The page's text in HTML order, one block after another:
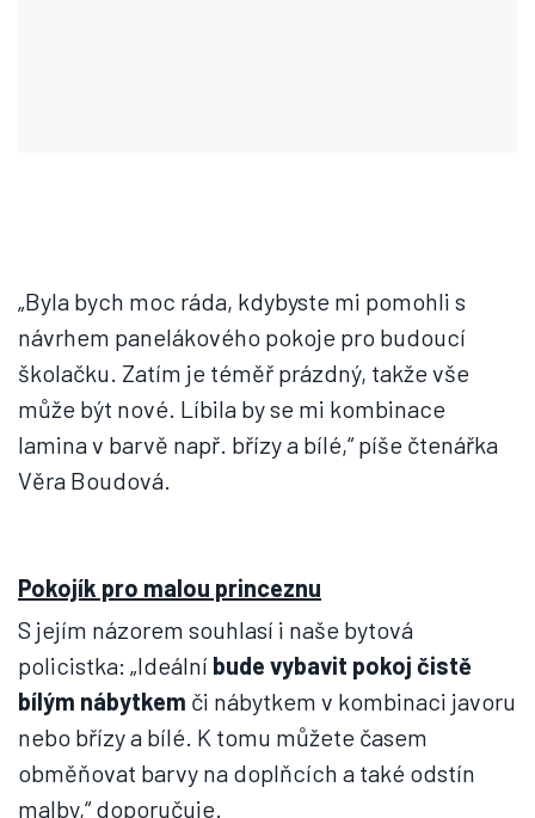
„Byla bych moc ráda, kdybyste mi pomohli s
návrhem panelákového pokoje pro budoucí
školačku. Zatím je téměř prázdný, takže vše
může být nové. Líbila by se mi kombinace
lamina v barvě např. břízy a bílé,“ píše čtenářka
Věra Boudová.
Pokojík pro malou princeznu
S jejím názorem souhlasí i naše bytová
policistka: „Ideální bude vybavit pokoj čistě
bílým nábytkem či nábytkem v kombinaci javoru
nebo břízy a bílé. K tomu můžete časem
obměňovat barvy na doplňcích a také odstín
malby,“ doporučuje.